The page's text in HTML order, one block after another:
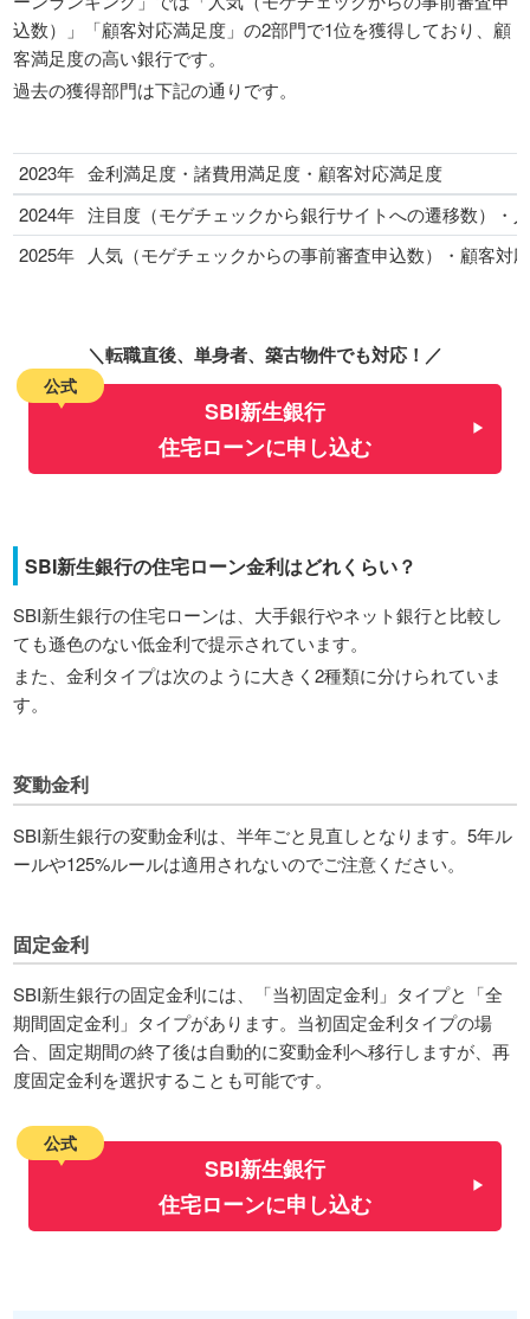
込数）」「顧客対応満足度」の2部門で1位を獲得しており、顧
客満足度の高い銀行です。
過去の獲得部門は下記の通りです。
2023年 金利満足度・諸費用満足度・顧客対応満足度
2024年 注目度（モゲチェックから銀行サイトへの遷移数）・
2025年
人気（モゲチェックからの事前審査申込数）・顧客対
＼転職直後、単身者、築古物件でも対応！／
公式
SBI新生銀行
住宅ローンに申し込む
SBI新生銀行の住宅ローン金利はどれくらい？
SBI新生銀行の住宅ローンは、大手銀行やネット銀行と比較し
ても遜色のない低金利で提示されています。
また、金利タイプは次のように大きく2種類に分けられていま
す。
変動金利
SBI新生銀行の変動金利は、半年ごと見直しとなります。5年ル
ールや125%ルールは適用されないのでご注意ください。
固定金利
SBI新生銀行の固定金利には、「当初固定金利」タイプと「全
期間固定金利」タイプがあります。当初固定金利タイプの場
合、固定期間の終了後は自動的に変動金利へ移行しますが、再
度固定金利を選択することも可能です。
公式
SBI新生銀行
住宅ローンに申し込む